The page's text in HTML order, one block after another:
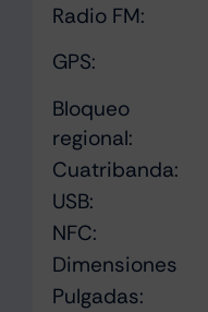
Radio FM:
GPS:
Bloqueo
regional:
Cuatribanda:
USB:
NFC:
Dimensiones
Pulgadas: